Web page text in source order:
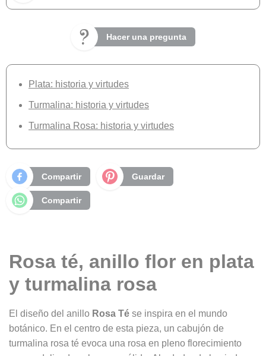
Hacer una pregunta
Plata: historia y virtudes
Turmalina: historia y virtudes
Turmalina Rosa: historia y virtudes
Compartir Guardar
Compartir
Rosa té, anillo flor en plata
y turmalina rosa
El diseño del anillo Rosa Té se inspira en el mundo
botánico. En el centro de esta pieza, un cabujón de
turmalina rosa té evoca una rosa en pleno florecimiento